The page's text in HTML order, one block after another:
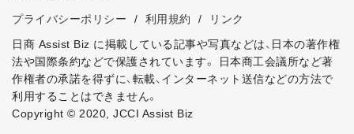
プライバシーポリシー / 利用規約 /
リンク
日商 Assist Biz に掲載している記事や写真などは、日本の著作権
法や国際条約などで保護されています。
日本商工会議所など著
作権者の承諾を得ずに、転載、インターネット送信などの方法で
利用することはできません。
Copyright © 2020, JCCI Assist Biz